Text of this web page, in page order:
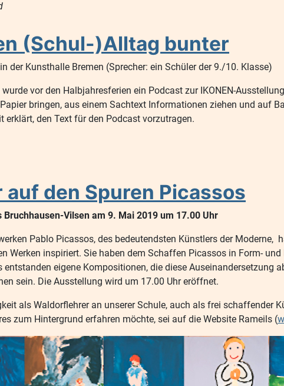
(Schul-)Alltag bunter
der Kunsthalle Bremen (Sprecher: ein Schüler der 9./10. Klasse)
vor den Halbjahresferien ein Podcast zur IKONEN-
bringen, aus einem Sachtext Informationen ziehen und auf
erklärt, den Text für den Podcast vorzutragen.
den Spuren Picassos
Vilsen am 9. Mai 2019 um 17.00 Uhr
Pablo Picassos, des bedeutendsten Künstlers der
Werken inspiriert. Sie haben dem Schaffen Picassos in Form-
entstanden eigene Kompositionen, die diese
sein. Die Ausstellung wird um 17.00 Uhr eröffnet.
als Waldorflehrer an unserer Schule, auch als frei
zum Hintergrund erfahren möchte, sei auf die Website Rameils (